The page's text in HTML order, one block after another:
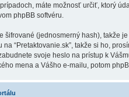
máte možnosť určiť, ktorý
phpBB softvéru.
šifrované (jednosmerný hash), takže
na “Pretaktovanie.sk”, takže si ho,
svoje heslo na prístup k
mena a Vášho e-mailu, potom